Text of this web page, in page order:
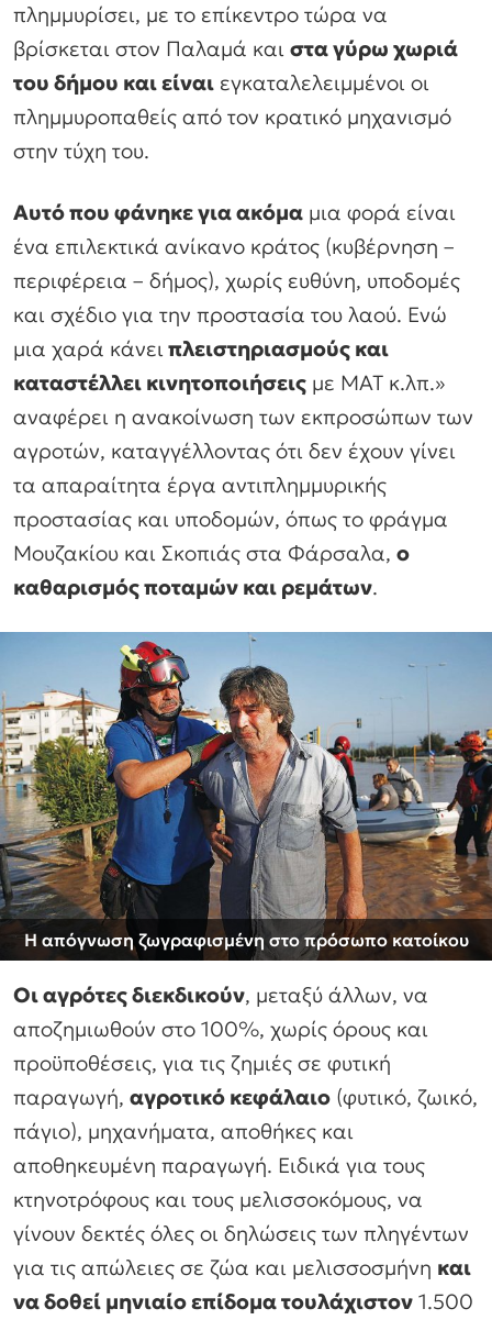
πλημμυρίσει, με το επίκεντρο τώρα να
βρίσκεται στον Παλαμά και στα γύρω χωριά
του δήμου και είναι εγκαταλελειμμένοι οι
πλημμυροπαθείς από τον κρατικό μηχανισμό
στην τύχη του.
Αυτό που φάνηκε για ακόμα μια φορά είναι
ένα επιλεκτικά ανίκανο κράτος (κυβέρνηση –
περιφέρεια – δήμος), χωρίς ευθύνη, υποδομές
και σχέδιο για την προστασία του λαού. Ενώ
μια χαρά κάνειπλειστηριασμούς και
καταστέλλει κινητοποιήσεις με ΜΑΤ κ.λπ.»
αναφέρει η ανακοίνωση των εκπροσώπων των
αγροτών, καταγγέλλοντας ότι δεν έχουν γίνει
τα απαραίτητα έργα αντιπλημμυρικής
προστασίας και υποδομών, όπως το φράγμα
Μουζακίου και Σκοπιάς στα Φάρσαλα, ο
καθαρισμός ποταμών και ρεμάτων.
Η απόγνωση ζωγραφισμένη στο πρόσωπο κατοίκου
Οι αγρότες διεκδικούν, μεταξύ άλλων, να
αποζημιωθούν στο 100%, χωρίς όρους και
προϋποθέσεις, για τις ζημιές σε φυτική
παραγωγή, αγροτικό κεφάλαιο (φυτικό, ζωικό,
πάγιο), μηχανήματα, αποθήκες και
αποθηκευμένη παραγωγή. Ειδικά για τους
κτηνοτρόφους και τους μελισσοκόμους, να
γίνουν δεκτές όλες οι δηλώσεις των πληγέντων
για τις απώλειες σε ζώα και μελισσοσμήνη και
να δοθεί μηνιαίο επίδομα τουλάχιστον 1.500